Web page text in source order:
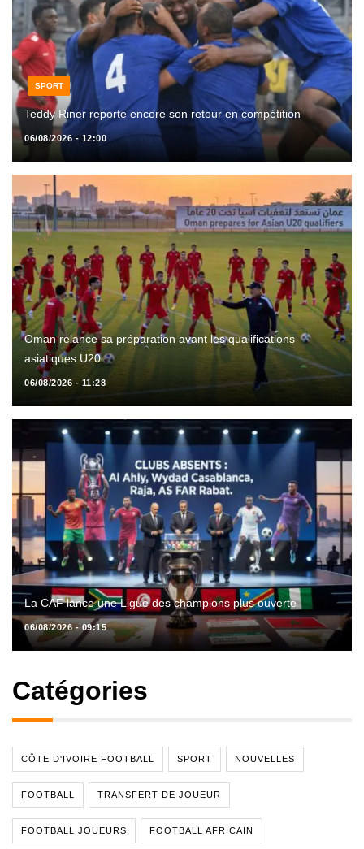
SPORT
Teddy Riner reporte encore son retour en compétition
06/08/2026 - 12:00
Oman relance sa préparation avant les qualifications
asiatiques U20
06/08/2026 - 11:28
La CAF lance une Ligue des champions plus ouverte
06/08/2026 - 09:15
Catégories
CÔTE D'IVOIRE FOOTBALL SPORT NOUVELLES
FOOTBALL TRANSFERT DE JOUEUR
FOOTBALL JOUEURS FOOTBALL AFRICAIN